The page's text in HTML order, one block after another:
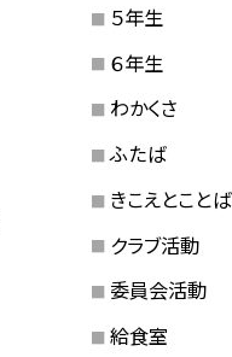
５年生
６年生
わかくさ
ふたば
きこえとことば
クラブ活動
委員会活動
給食室